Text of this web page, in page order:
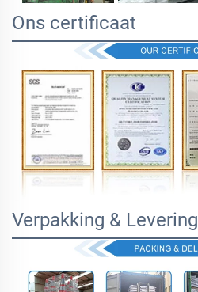
Ons certificaat
Verpakking & Levering